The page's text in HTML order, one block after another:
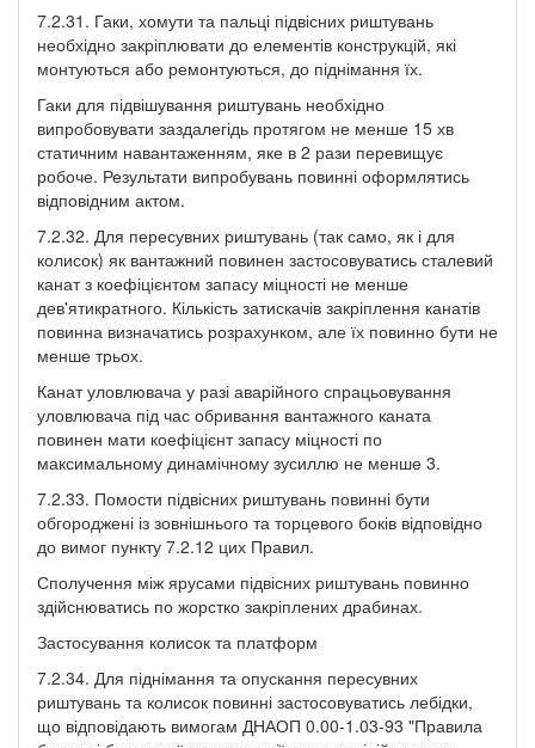
7.2.31. Гаки, хомути та пальці підвісних риштувань
необхідно закріплювати до елементів конструкцій, які
монтуються або ремонтуються, до піднімання їх.
Гаки для підвішування риштувань необхідно
випробовувати заздалегідь протягом не менше 15 хв
статичним навантаженням, яке в 2 рази перевищує
робоче. Результати випробувань повинні оформлятись
відповідним актом.
7.2.32. Для пересувних риштувань (так само, як і для
колисок) як вантажний повинен застосовуватись сталевий
канат з коефіцієнтом запасу міцності не менше
дев'ятикратного. Кількість затискачів закріплення канатів
повинна визначатись розрахунком, але їх повинно бути не
менше трьох.
Канат уловлювача у разі аварійного спрацьовування
уловлювача під час обривання вантажного каната
повинен мати коефіцієнт запасу міцності по
максимальному динамічному зусиллю не менше 3.
7.2.33. Помости підвісних риштувань повинні бути
обгороджені із зовнішнього та торцевого боків відповідно
до вимог пункту 7.2.12 цих Правил.
Сполучення між ярусами підвісних риштувань повинно
здійснюватись по жорстко закріплених драбинах.
Застосування колисок та платформ
7.2.34. Для піднімання та опускання пересувних
риштувань та колисок повинні застосовуватись лебідки,
що відповідають вимогам ДНАОП 0.00-1.03-93 "Правила